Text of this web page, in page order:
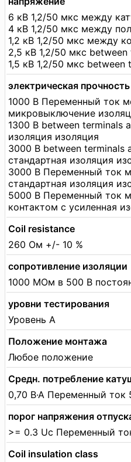
6 кВ 1,2/50 мкс между
4 кВ 1,2/50 мкс между
1,2 кВ 1,2/50 мкс между
2,5 кВ 1,2/50 мкс between
1,5 кВ 1,2/50 мкс between
электрическая
1000 В Переменный ток
микровыключение
1300 В between terminals
изоляция изоляция
3000 В between terminals
стандартная изоляция
3000 В Переменный ток
стандартная изоляция
5000 В Переменный ток
контактом с усиленная
Coil resistance
260 Ом +/- 10 %
сопротивление изоляции
1000 МОм в 500 В
уровни тестирования
Уровень А
Положение монтажа
Любое положение
Средн. потребление
0,70 В·А Переменный ток
порог напряжения
>= 0.3 Uc Переменный
Coil insulation class